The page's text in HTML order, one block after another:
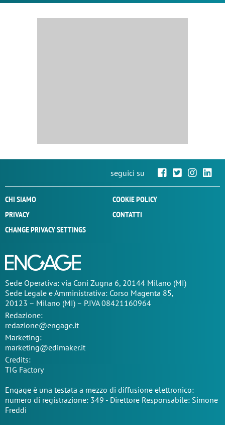
seguici su
CHI SIAMO
COOKIE POLICY
PRIVACY
CONTATTI
CHANGE PRIVACY SETTINGS
Sede Operativa: via Coni Zugna 6, 20144 Milano (MI)
Sede Legale e Amministrativa: Corso Magenta 85,
20123 – Milano (MI) – P.IVA 08421160964
Redazione:
redazione@engage.it
Marketing:
marketing@edimaker.it
Credits:
TIG Factory
Engage è una testata a mezzo di diffusione elettronico:
numero di registrazione: 349 - Direttore Responsabile: Simone
Freddi